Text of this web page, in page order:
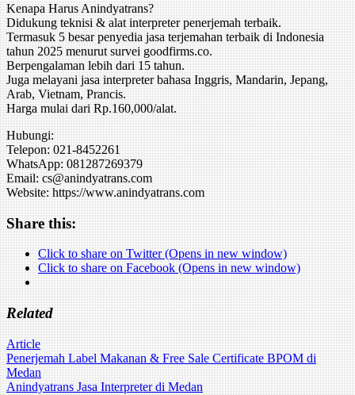
Kenapa Harus Anindyatrans?
Didukung teknisi & alat interpreter penerjemah terbaik.
Termasuk 5 besar penyedia jasa terjemahan terbaik di Indonesia
tahun 2025 menurut survei goodfirms.co.
Berpengalaman lebih dari 15 tahun.
Juga melayani jasa interpreter bahasa Inggris, Mandarin, Jepang,
Arab, Vietnam, Prancis.
Harga mulai dari Rp.160,000/alat.
Hubungi:
Telepon: 021-8452261
WhatsApp: 081287269379
Email: cs@anindyatrans.com
Website: https://www.anindyatrans.com
Share this:
Click to share on Twitter (Opens in new window)
Click to share on Facebook (Opens in new window)
Related
Article
Post
navigation
Penerjemah Label Makanan & Free Sale Certificate BPOM di
Medan
Anindyatrans Jasa Interpreter di Medan